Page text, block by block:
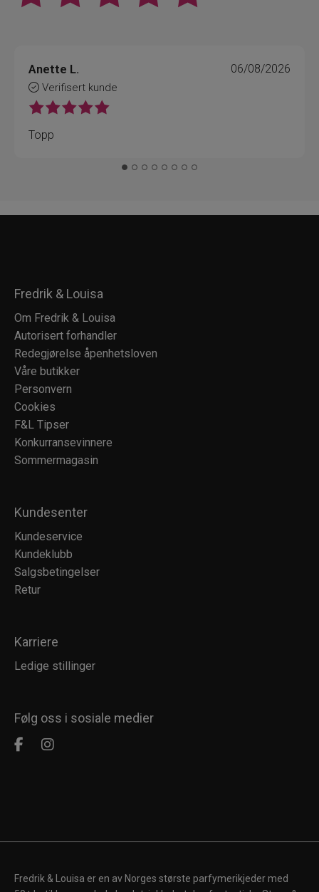
Anette L.
Verifisert kunde
06/08/2026
Topp
Fredrik & Louisa
Om Fredrik & Louisa
Autorisert forhandler
Redegjørelse åpenhetsloven
Våre butikker
Personvern
Cookies
F&L Tipser
Konkurransevinnere
Sommermagasin
Kundesenter
Kundeservice
Kundeklubb
Salgsbetingelser
Retur
Karriere
Ledige stillinger
Følg oss i sosiale medier
Fredrik & Louisa er en av Norges største parfymerikjeder med